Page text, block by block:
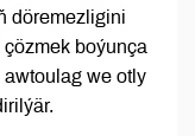
döremezligini
boýunça
we otly